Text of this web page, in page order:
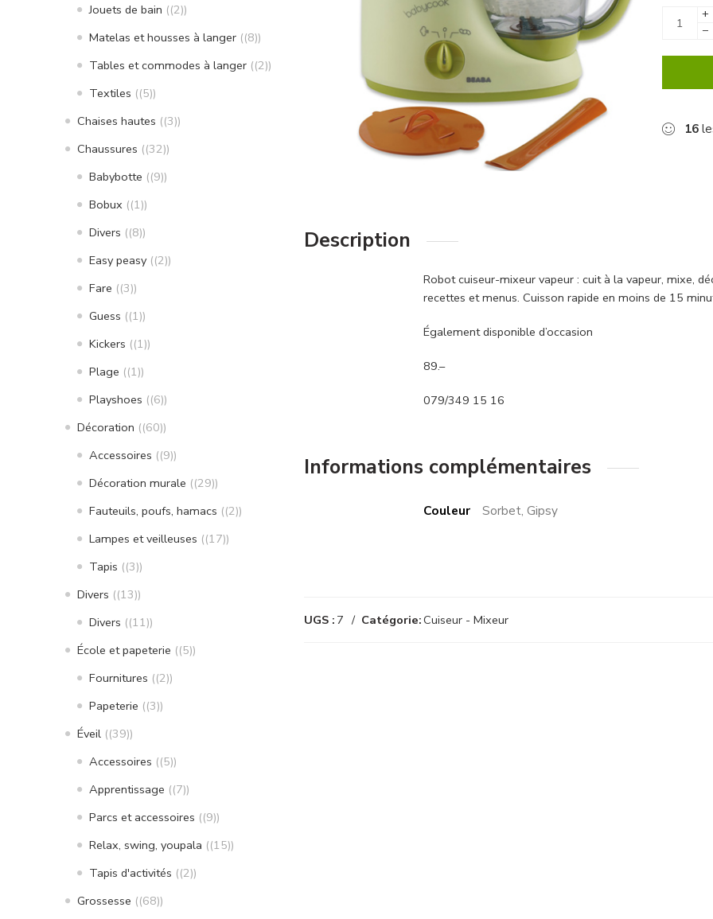
+
−
16
Description
Robot cuiseur-mixeur vapeur : cuit à la vapeur, mixe,
recettes et menus. Cuisson rapide en moins de 15
Également disponible d’occasion
89.–
079/349 15 16
Informations complémentaires
Couleur Sorbet, Gipsy
UGS : 7 Catégorie:Cuiseur - Mixeur
Jouets de bain (2)
Matelas et housses à langer (8)
Tables et commodes à langer (2)
Textiles (5)
Chaises hautes (3)
Chaussures (32)
Babybotte (9)
Bobux (1)
Divers (8)
Easy peasy (2)
Fare (3)
Guess (1)
Kickers (1)
Plage (1)
Playshoes (6)
Décoration (60)
Accessoires (9)
Décoration murale (29)
Fauteuils, poufs, hamacs (2)
Lampes et veilleuses (17)
Tapis (3)
Divers (13)
Divers (11)
École et papeterie (5)
Fournitures (2)
Papeterie (3)
Éveil (39)
Accessoires (5)
Apprentissage (7)
Parcs et accessoires (9)
Relax, swing, youpala (15)
Tapis d'activités (2)
Grossesse (68)